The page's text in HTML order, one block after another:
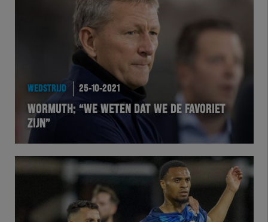
WEDSTRIJD 25-10-2021
WORMUTH: “WE WETEN DAT WE DE FAVORIET
ZIJN”